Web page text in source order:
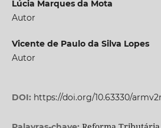
Lúcia Marques da Mota
Autor
Vicente de Paulo da Silva Lopes
Autor
DOI: https://doi.org/10.63330/